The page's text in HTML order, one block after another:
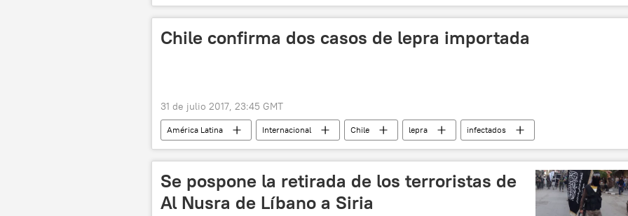
Chile confirma dos casos de lepra importada
31 de julio 2017, 23:45 GMT
América Latina Internacional Chile lepra
infectados
enfermedad
noticias
Se pospone la retirada de los terroristas de
Al Nusra de Líbano a Siria